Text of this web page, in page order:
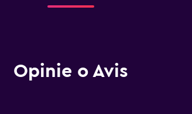
Opinie o Avis